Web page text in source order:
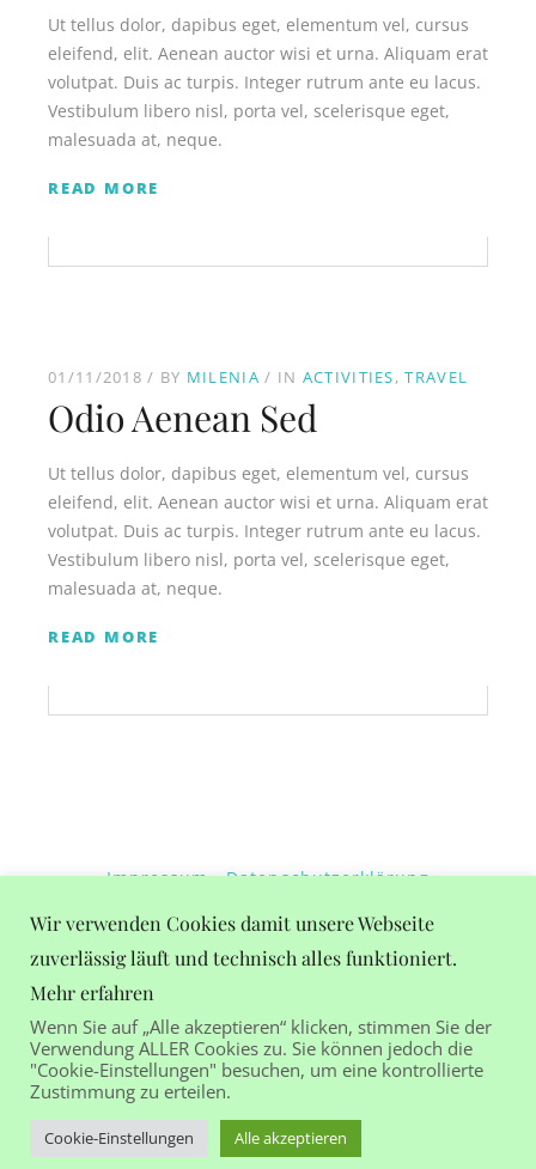
Ut tellus dolor, dapibus eget, elementum vel, cursus
eleifend, elit. Aenean auctor wisi et urna. Aliquam erat
volutpat. Duis ac turpis. Integer rutrum ante eu lacus.
Vestibulum libero nisl, porta vel, scelerisque eget,
malesuada at, neque.
READ MORE
01/11/2018 BY MILENIA IN ACTIVITIES TRAVEL
Odio Aenean Sed
Ut tellus dolor, dapibus eget, elementum vel, cursus
eleifend, elit. Aenean auctor wisi et urna. Aliquam erat
volutpat. Duis ac turpis. Integer rutrum ante eu lacus.
Vestibulum libero nisl, porta vel, scelerisque eget,
malesuada at, neque.
READ MORE
Impressum Datenschutzerklärung
Wetter in Gastein
+22°C
Ferienhaus Birgit | Salzburger Straße 15 | 5630 Bad
Hofgastein | Austria
Wir verwenden Cookies damit unsere Webseite
zuverlässig läuft und technisch alles funktioniert.
Mehr erfahren
Wenn Sie auf „Alle akzeptieren“ klicken, stimmen Sie der
Verwendung ALLER Cookies zu. Sie können jedoch die
"Cookie-Einstellungen" besuchen, um eine kontrollierte
Zustimmung zu erteilen.
Cookie-Einstellungen Alle akzeptieren